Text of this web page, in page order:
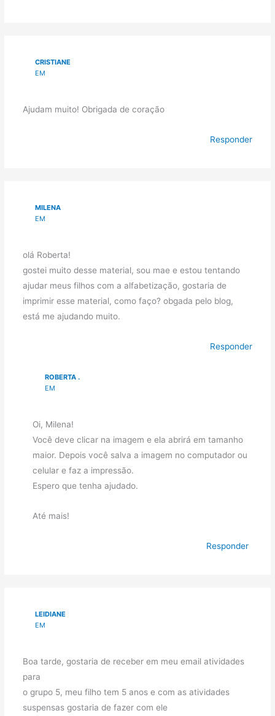
CRISTIANE
EM
Ajudam muito! Obrigada de coração
Responder
MILENA
EM
olá Roberta!
gostei muito desse material, sou mae e estou tentando
ajudar meus filhos com a alfabetização, gostaria de
imprimir esse material, como faço? obgada pelo blog,
está me ajudando muito.
Responder
ROBERTA .
EM
Oi, Milena!
Você deve clicar na imagem e ela abrirá em tamanho
maior. Depois você salva a imagem no computador ou
celular e faz a impressão.
Espero que tenha ajudado.
Até mais!
Responder
LEIDIANE
EM
Boa tarde, gostaria de receber em meu email atividades
para
o grupo 5, meu filho tem 5 anos e com as atividades
suspensas gostaria de fazer com ele